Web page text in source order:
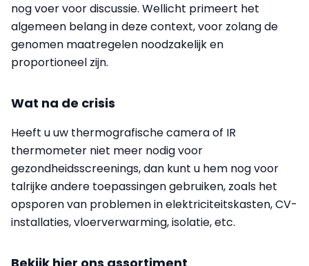
nog voer voor discussie. Wellicht primeert het
algemeen belang in deze context, voor zolang de
genomen maatregelen noodzakelijk en
proportioneel zijn.
Wat na de crisis
Heeft u uw thermografische camera of IR
thermometer niet meer nodig voor
gezondheidsscreenings, dan kunt u hem nog voor
talrijke andere toepassingen gebruiken, zoals het
opsporen van problemen in elektriciteitskasten, CV-
installaties, vloerverwarming, isolatie, etc.